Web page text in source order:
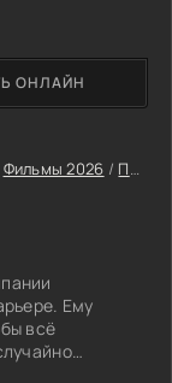
Фильмы 2026 / Последние фильмы 2026
Ему
всё
ОНЛАЙН